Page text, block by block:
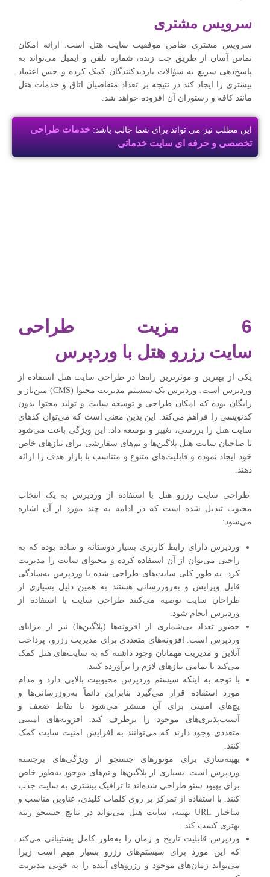
سرویس مشتری
سرویس مشتری ضامن موفقیت سایت هتل است. ارائه امکان
تماس آسان از طریق چت زنده، شماره تلفن و ایمیل می‌تواند به
پاسخ‌دهی سریع به سؤالات بازدیدکنندگان کمک کرده و حس اعتماد
بیشتری را ایجاد کند در نتیجه بر تعداد متقاضیان اتاق و خدمات هتل
مانند کافه و رستوران آن افزوده خواهد شد.
این مطلب نیز می تواند برای شما جالب باشد: خدمات طراحی
تخصصی و حرفه ای سایت خدماتی
6 مزیت طراحی
سایت رزرو هتل با وردپرس
یکی از بهترین و موثرترین راه‌ها در طراحی سایت هتل استفاده از
وردپرس است. وردپرس یک سیستم مدیریت محتوا (CMS) متن‌باز و
رایگان بوده که امکان طراحی و توسعه سایت و تولید محتوا بدون
کدنویسی را فراهم می‌کند. این بدین معنی است که می‌توان کدهای
سایت هتل را بررسی، تغییر و توسعه داد. این ویژگی باعث می‌شود
تا صاحبان سایت هتل پلاگین‌ها و تم‌های سفارشی برای نیازهای خاص
خود ایجاد نموده و قابلیت‌های متنوع و متناسب با بازار هدف را ارائه
دهند.
طراحی سایت رزرو هتل با استفاده از وردپرس به یک انتخاب
محبوب تبدیل شده است که در ادامه به چند مورد از آن اشاره
می‌شود:
وردپرس دارای رابط کاربری بسیار دوستانه و ساده بوده که به
راحتی می‌توان از آن استفاده کرده و محتوای سایت را مدیریت
کرد. به طور کلی سایت‌های طراحی شده با وردپرس به‌سادگی
قابل ویرایش و به‌روزرسانی هستند به همین دلیل بسیاری از
طراحان سایت توصیه می‌کنند طراحی سایت با استفاده از
وردپرس انجام شود.
حضور تعداد بی‌شماری از افزونه‌ها (پلاگین‌ها) نیز از مزایای
وردپرس است. افزونه‌های متعددی برای مدیریت رزرو، پرداخت
آنلاین و مدیریت مهمانان وجود داشته که به سایت‌های هتل‌ کمک
می‌کند تا تمامی نیازهای لازم را برآورده کنند.
با توجه به اینکه سیستم وردپرس محبوبیت بالایی دارد و مدام
مورد استفاده قرار می‌گیرد بنابراین دائماً به‌روزرسانی‌ها و
پچ‌های امنیتی برای آن منتشر می‌شود تا نقاط ضعف و
آسیب‌پذیری‌های موجود را برطرف کند. افزونه‌های امنیتی
متعددی وجود دارند که می‌توانند به افزایش امنیت سایت کمک
کنند.
بهینه‌سازی برای موتورهای جستجو از ویژگی‌های برجسته
وردپرس است. بسیاری از پلاگین‌ها و تم‌های موجود به‌طور خاص
برای بهبود سئو طراحی شده‌اند تا ترافیک بیشتری به سایت جذب
کنند. با استفاده از تمرکز بر روی کلمات کلیدی، عناوین مناسب و
ساختار URL بهینه، سایت‌ هتل می‌تواند در نتایج جستجو رتبه
بهتری کسب کند.
وردپرس قابلیت تاریخ و زمان را به‌طور کامل پشتیبانی می‌کند
که این مورد برای سیستم‌های رزرو بسیار مهم است زیرا
می‌تواند زمان‌های موجود و رزروهای آینده را به ‌خوبی مدیریت